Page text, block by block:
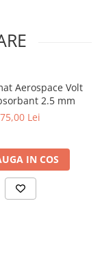
Aerospace Volt
2.5 mm
75,00 Lei
IN COS